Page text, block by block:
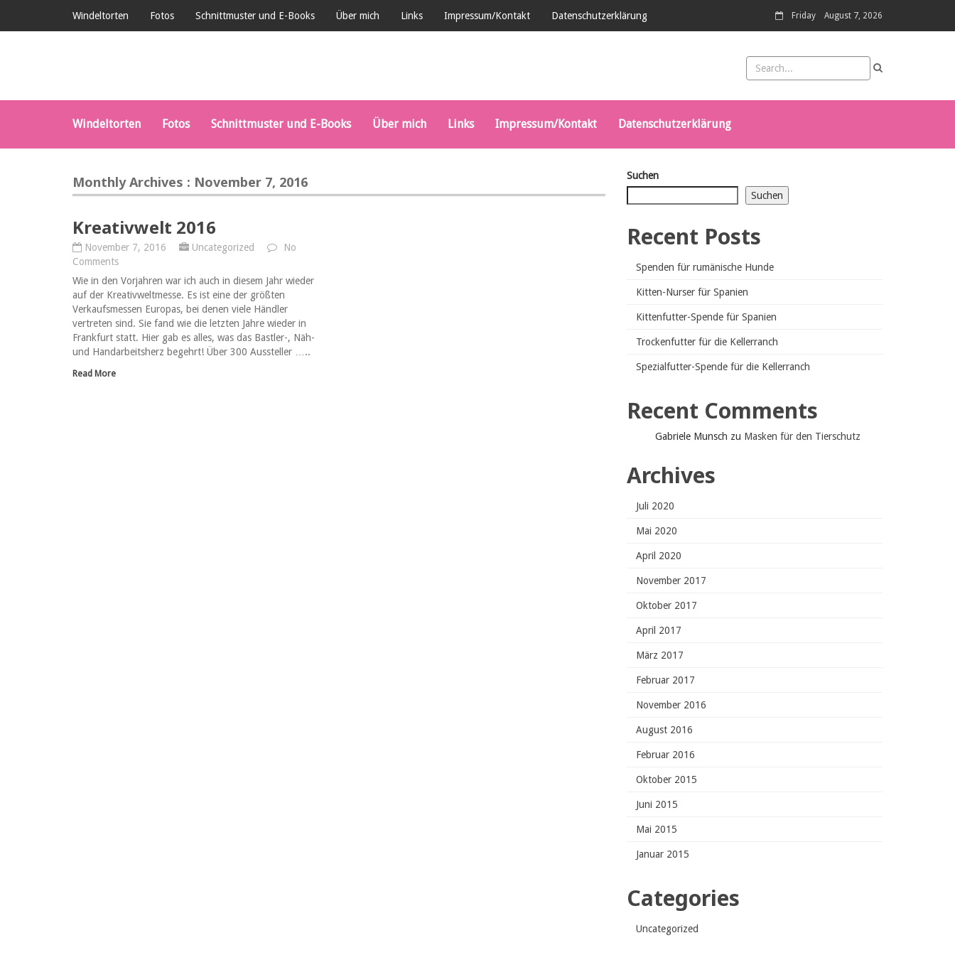
Windeltorten Fotos Schnittmuster und E-Books Über mich Links Impressum/Kontakt Datenschutzerklärung Friday August 7, 2026
Windeltorten Fotos Schnittmuster und E-Books Über mich Links Impressum/Kontakt Datenschutzerklärung
Monthly Archives : November 7, 2016
Kreativwelt 2016
November 7, 2016 Uncategorized
No
Comments
Wie in den Vorjahren war ich auch in diesem Jahr wieder
auf der Kreativweltmesse. Es ist eine der größten
Verkaufsmessen Europas, bei denen viele Händler
vertreten sind. Sie fand wie die letzten Jahre wieder in
Frankfurt statt. Hier gab es alles, was das Bastler-, Näh-
und Handarbeitsherz begehrt! Über 300 Aussteller …..
Read More
Suchen
Suchen
Recent Posts
Spenden für rumänische Hunde
Kitten-Nurser für Spanien
Kittenfutter-Spende für Spanien
Trockenfutter für die Kellerranch
Spezialfutter-Spende für die Kellerranch
Recent Comments
Gabriele Munsch zu Masken für den Tierschutz
Archives
Juli 2020
Mai 2020
April 2020
November 2017
Oktober 2017
April 2017
März 2017
Februar 2017
November 2016
August 2016
Februar 2016
Oktober 2015
Juni 2015
Mai 2015
Januar 2015
Categories
Uncategorized